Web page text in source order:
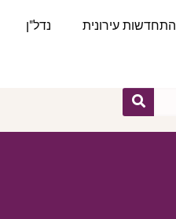
התחדשות עירונית נדל"ן